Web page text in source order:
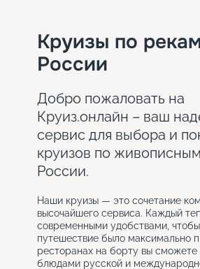
Круизы по
России
Добро пожаловать на
Круиз.онлайн – ваш
сервис для выбора и
круизов по
России.
Наши круизы — это сочетание
высочайшего сервиса. Каждый
современными удобствами,
путешествие было максимально
ресторанах на борту вы сможете
блюдами русской и